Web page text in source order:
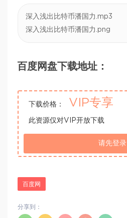
深入浅出比特币潘国力.mp3
深入浅出比特币潘国力.png
百度网盘下载地址：
下载价格： VIP专享
此资源仅对VIP开放下载
请先登录
百度网
分享到：